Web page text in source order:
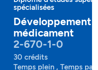
spécialisées
Développement
médicament
2-670-1-0
30 crédits
Temps plein , Temps